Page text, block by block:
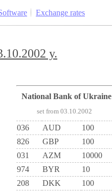
Exchange rates
y.
National Bank of Ukraine
set from 03.10.2002
036 AUD 100
826
GBP 100
031
AZM 10000
974
BYR 10
208
DKK 100